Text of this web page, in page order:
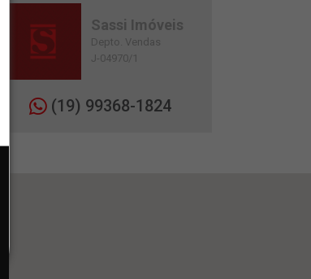
Sassi Imóveis
Depto. Vendas
J-04970/1
(19) 99368-1824